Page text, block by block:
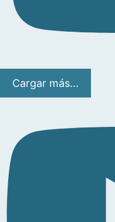
Cargar más...